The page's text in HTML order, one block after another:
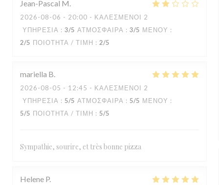
Jean-Pascal M
2026-08-06 - 20:00 - ΚΑΛΕΣΜΈΝΟΙ 2
ΥΠΗΡΕΣΊΑ : 3/5 ΑΤΜΌΣΦΑΙΡΑ : 3/5 ΜΕΝΟΎ :
2/5 ΠΟΙΌΤΗΤΑ / ΤΙΜΉ : 2/5
mariella B
2026-08-05 - 12:45 - ΚΑΛΕΣΜΈΝΟΙ 2
ΥΠΗΡΕΣΊΑ : 5/5 ΑΤΜΌΣΦΑΙΡΑ : 5/5 ΜΕΝΟΎ :
5/5 ΠΟΙΌΤΗΤΑ / ΤΙΜΉ : 5/5
Sympathie, sourire, et très bonne pizza
Helene P